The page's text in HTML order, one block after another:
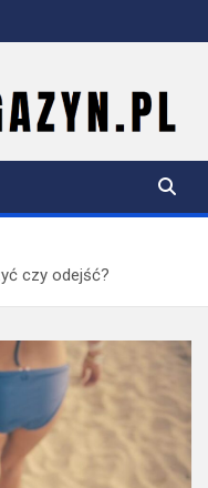
czy odejść?